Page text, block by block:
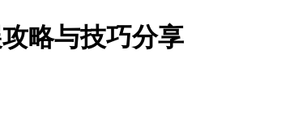
略与技巧分享